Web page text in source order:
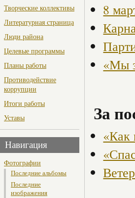
Творческие коллективы
Литературная страница
Люди района
Целевые программы
Планы работы
Противодействие
коррупции
Итоги работы
Уставы
Навигация
Фотографии
Последние альбомы
Последние
изображения
8
«Мы
За
«Как